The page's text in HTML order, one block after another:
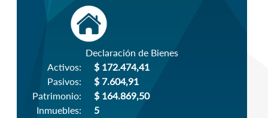
Declaración de Bienes
Activos:
Pasivos:
Patrimonio:
Inmuebles:
$ 172.474,41
$ 7.604,91
$ 164.869,50
5